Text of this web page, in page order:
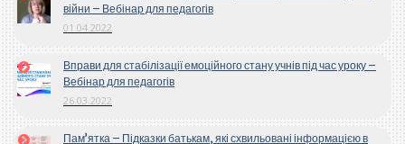
війни – Вебінар для педагогів
01.04.2022
Вправи для стабілізації емоційного стану учнів під час уроку –
Вебінар для педагогів
26.03.2022
Пам’ятка – Підказки батькам, які схвильовані інформацією в